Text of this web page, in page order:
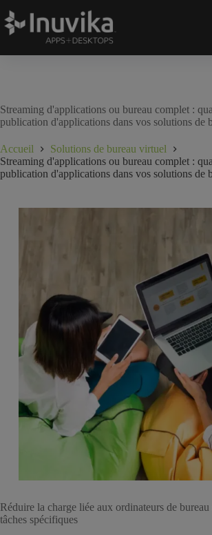
Streaming d'applications ou bureau complet :
publication d'applications dans vos solutions de
Accueil
Solutions de bureau virtuel
Streaming d'applications ou bureau complet :
publication d'applications dans vos solutions de
Réduire la charge liée aux ordinateurs de
tâches spécifiques